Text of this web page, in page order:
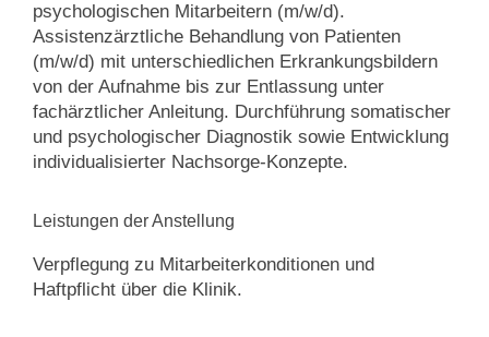
psychologischen Mitarbeitern (m/w/d).
Assistenzärztliche Behandlung von Patienten
(m/w/d) mit unterschiedlichen Erkrankungsbildern
von der Aufnahme bis zur Entlassung unter
fachärztlicher Anleitung. Durchführung somatischer
und psychologischer Diagnostik sowie Entwicklung
individualisierter Nachsorge-Konzepte.
Leistungen der Anstellung
Verpflegung zu Mitarbeiterkonditionen und
Haftpflicht über die Klinik.